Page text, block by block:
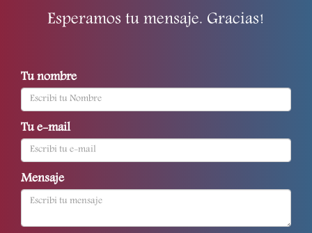
Esperamos tu mensaje. Gracias!
Tu nombre
Tu e-mail
Mensaje